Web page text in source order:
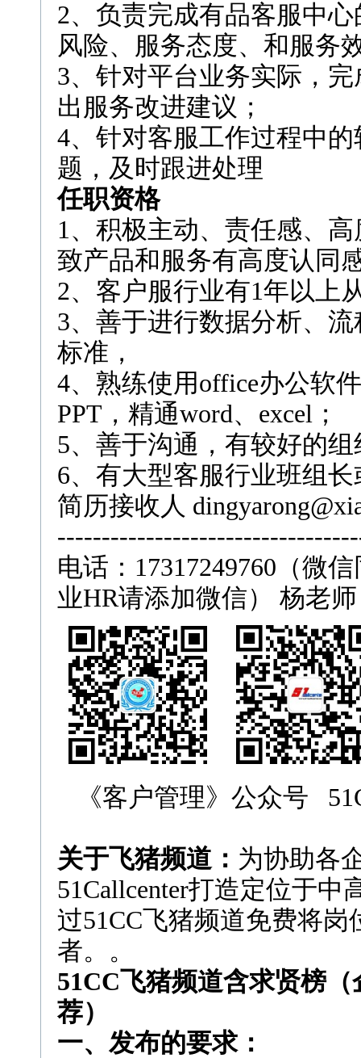
2、负责完成有品客服中
风险、服务态度、和服务
3、针对平台业务实际，
出服务改进建议；
4、针对客服工作过程中
题，及时跟进处理
任职资格
1、积极主动、责任感、
致产品和服务有高度认同
2、客户服行业有1年以上
3、善于进行数据分析、
标准，
4、熟练使用office办公软
PPT，精通word、excel；
5、善于沟通，有较好的
6、有大型客服行业班组
简历接收人
电话： 17317249760（微
业HR请添加微信） 杨老师
《客户管理》公众号
关于飞猪频道： 为协助各
51Callcenter打造定位于中
过51CC飞猪频道免费将
者。。
51CC飞猪频道含求贤榜
荐）
一、发布的要求：